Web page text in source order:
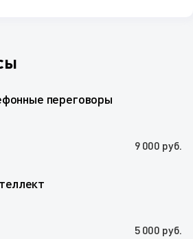
переговоры
9 000 руб.
5 000 руб.